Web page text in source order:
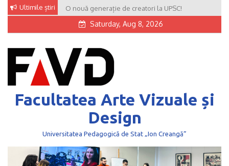
Skip
content
Ultimile știri O nouă generație de creatori la UPSC!
Saturday, Aug 8, 2026
Facultatea Arte Vizuale și
Design
Universitatea Pedagogică de Stat „Ion Creangă”